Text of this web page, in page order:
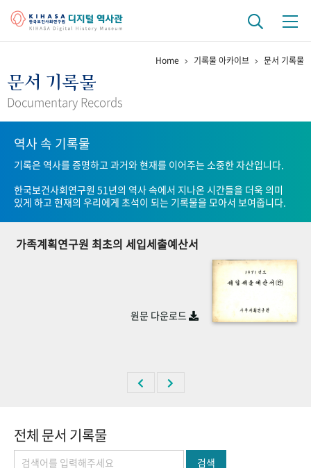
걸어온 길 기관 변천사
연구 역사
정책과 연구 키워드로 보는 연구 역사
연구자들
기록물 아카이브
사진 아카이브 문서 기록물 행정박물
숫자로 보는 50년 50+1주년 광장
Home 기록물 아카이브 문서 기록물
문서 기록물
Documentary Records
역사 속 기록물
기록은 역사를 증명하고 과거와 현재를 이어주는 소중한 자산입니다.
한국보건사회연구원 51년의 역사 속에서 지나온 시간들을 더욱 의미
있게 하고 현재의 우리에게 초석이 되는 기록물을 모아서 보여줍니다.
가족계획연구원 최초의 세입세출예산서
원문 다운로드
전체 문서 기록물
검색